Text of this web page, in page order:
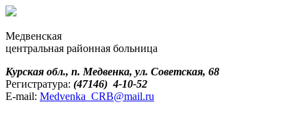
Медвенская
центральная районная больница
Курская обл., п. Медвенка, ул. Советская, 68
Регистратура: (47146) 4-10-52
E-mail: Medvenka_CRB@mail.ru